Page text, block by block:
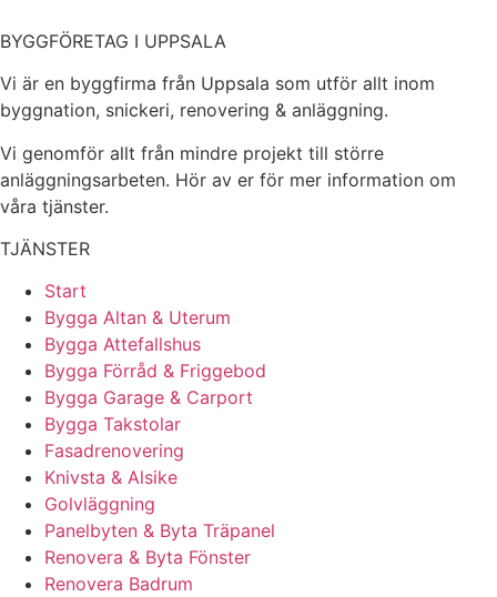
BYGGFÖRETAG I UPPSALA
Vi är en byggfirma från Uppsala som utför allt inom
byggnation, snickeri, renovering & anläggning.
Vi genomför allt från mindre projekt till större
anläggningsarbeten. Hör av er för mer information om
våra tjänster.
TJÄNSTER
Start
Bygga Altan & Uterum
Bygga Attefallshus
Bygga Förråd & Friggebod
Bygga Garage & Carport
Bygga Takstolar
Fasadrenovering
Knivsta & Alsike
Golvläggning
Panelbyten & Byta Träpanel
Renovera & Byta Fönster
Renovera Badrum